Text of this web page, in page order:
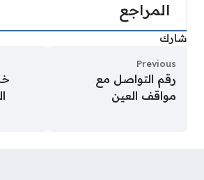
المراجع
شارك
Previous
رقم التواصل مع
مواقف العين